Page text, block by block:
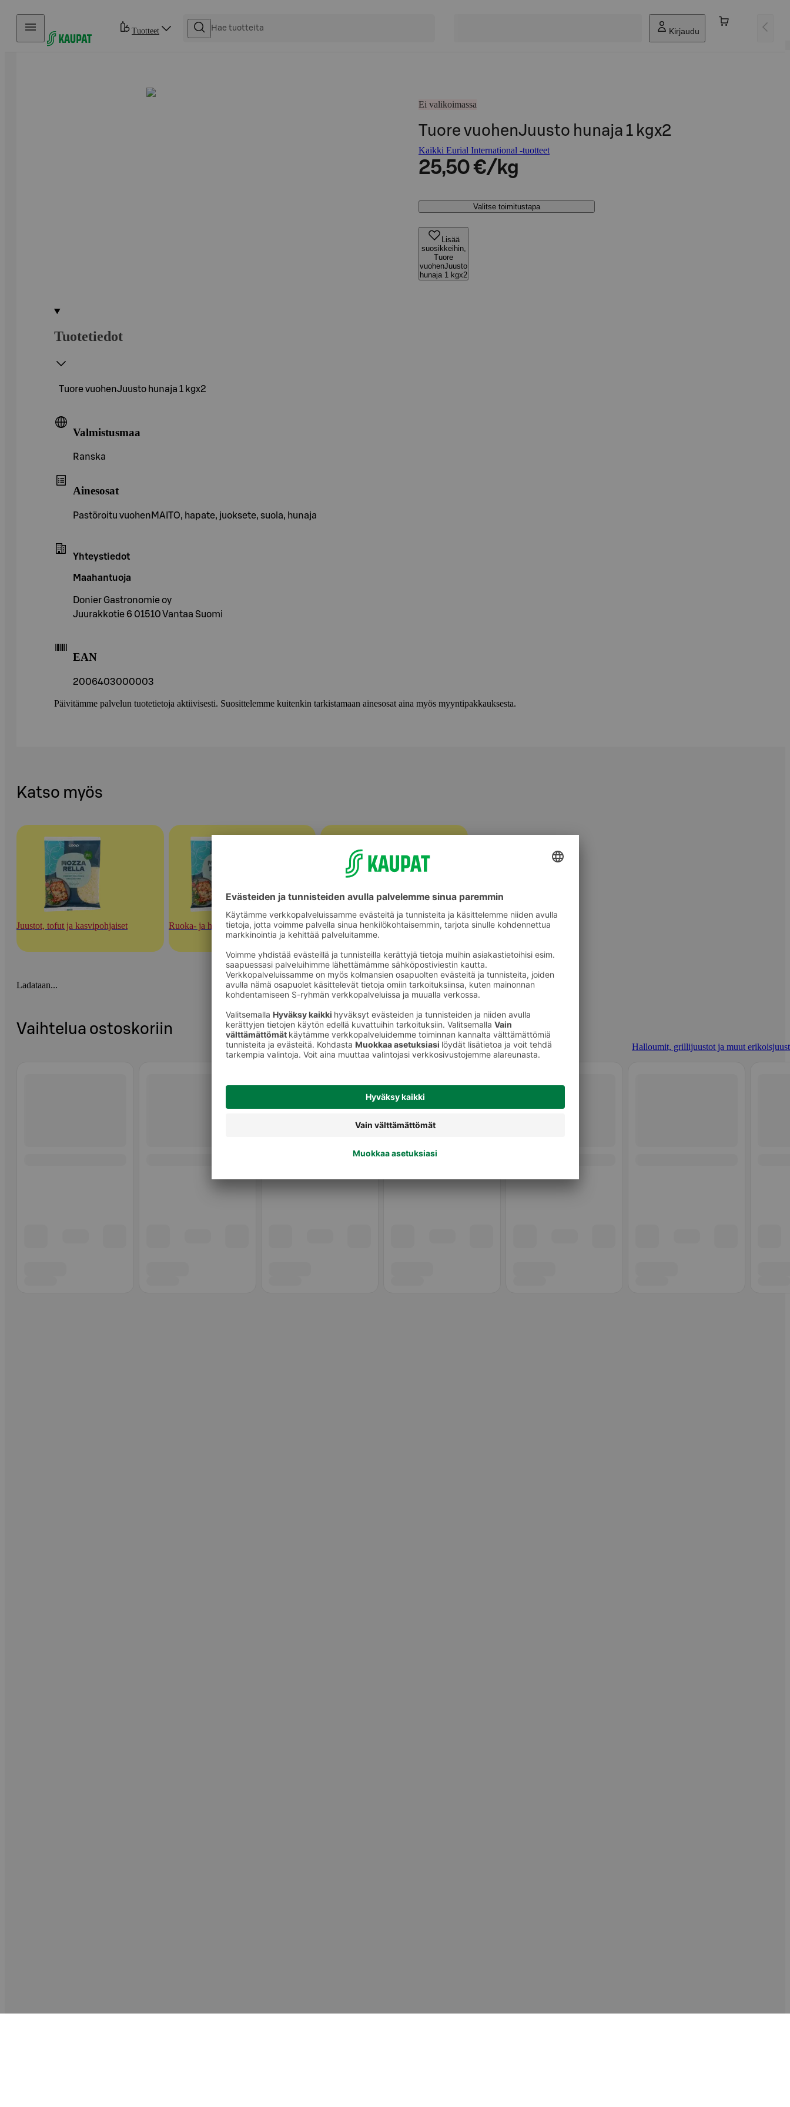
Hyppää sisältöön
Tuotteet Kirjaudu
Ei valikoimassa
Tuore vuohenJuusto hunaja 1 kgx2
Kaikki Eurial International -tuotteet
25,50 €/kg
Valitse toimitustapa
Lisää
suosikkeihin,
Tuore
vuohenJuusto
hunaja 1 kgx2
Tuotetiedot
Tuore vuohenJuusto hunaja 1 kgx2
Valmistusmaa
Ranska
Ainesosat
Pastöroitu vuohenMAITO, hapate, juoksete, suola, hunaja
Yhteystiedot
Maahantuoja
Donier Gastronomie oy
Juurakkotie 6 01510 Vantaa Suomi
EAN
2006403000003
Päivitämme palvelun tuotetietoja aktiivisesti. Suosittelemme kuitenkin tarkistamaan ainesosat aina myös myyntipakkauksesta.
Katso myös
Juustot, tofut ja kasvipohjaiset Ruoka- ja herkuttelujuustot
Halloumit, grillijuustot ja muut
erikoisjuustot
Ladataan...
Vaihtelua ostoskoriin
Halloumit, grillijuustot ja muut